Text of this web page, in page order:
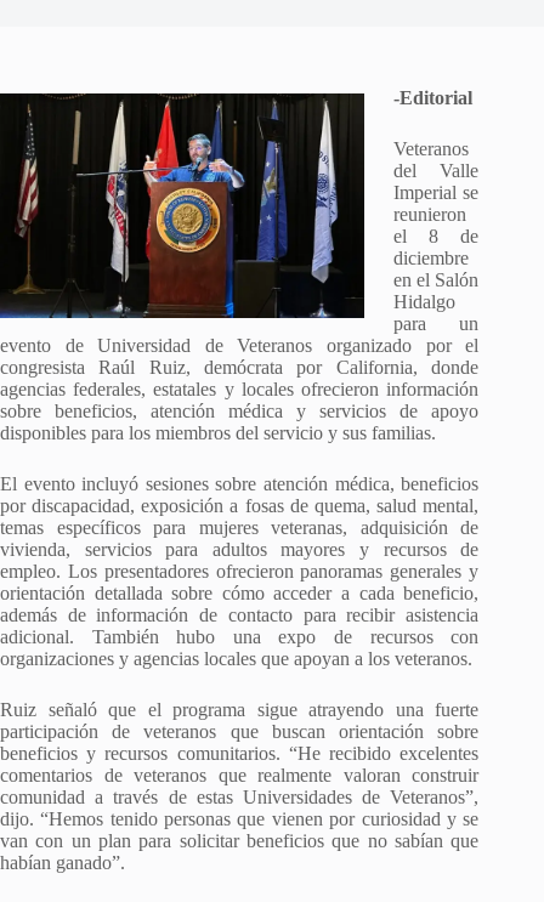
-Editorial
Veteranos
del Valle
Imperial se
reunieron
el 8 de
diciembre
en el Salón
Hidalgo
para un
evento de Universidad de Veteranos organizado por el
congresista Raúl Ruiz, demócrata por California, donde
agencias federales, estatales y locales ofrecieron información
sobre beneficios, atención médica y servicios de apoyo
disponibles para los miembros del servicio y sus familias.
El evento incluyó sesiones sobre atención médica, beneficios
por discapacidad, exposición a fosas de quema, salud mental,
temas específicos para mujeres veteranas, adquisición de
vivienda, servicios para adultos mayores y recursos de
empleo. Los presentadores ofrecieron panoramas generales y
orientación detallada sobre cómo acceder a cada beneficio,
además de información de contacto para recibir asistencia
adicional. También hubo una expo de recursos con
organizaciones y agencias locales que apoyan a los veteranos.
Ruiz señaló que el programa sigue atrayendo una fuerte
participación de veteranos que buscan orientación sobre
beneficios y recursos comunitarios. “He recibido excelentes
comentarios de veteranos que realmente valoran construir
comunidad a través de estas Universidades de Veteranos”,
dijo. “Hemos tenido personas que vienen por curiosidad y se
van con un plan para solicitar beneficios que no sabían que
habían ganado”.